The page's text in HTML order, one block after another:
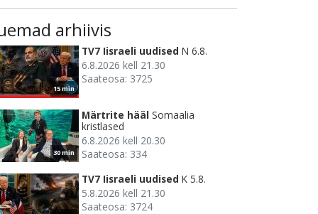
arhiivis
15 min
TV7 Iisraeli uudised N 6.8.
6.8.2026 kell 21.30
Saateosa: 3725
30 min
Märtrite hääl Somaalia
kristlased
6.8.2026 kell 20.30
Saateosa: 334
TV7 Iisraeli uudised K 5.8.
5.8.2026 kell 21.30
Saateosa: 3724